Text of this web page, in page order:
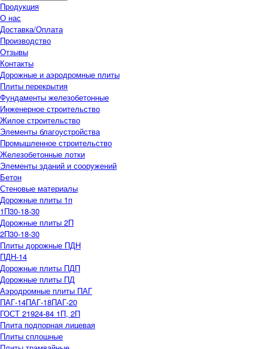
Продукция
О нас
Доставка/Оплата
Производство
Отзывы
Контакты
Дорожные и аэродромные плиты
Плиты перекрытия
Фундаменты железобетонные
Инженерное строительство
Жилое строительство
Элементы благоустройства
Промышленное строительство
Железобетонные лотки
Элементы зданий и сооружений
Бетон
Стеновые материалы
Дорожные плиты 1п
1П30-18-30
Дорожные плиты 2П
2П30-18-30
Плиты дорожные ПДН
ПДН-14
Дорожные плиты ПДП
Дорожные плиты ПД
Аэродромные плиты ПАГ
ПАГ-14ПАГ-18ПАГ-20
ГОСТ 21924-84 1П, 2П
Плита подпорная лицевая
Плиты сплошные